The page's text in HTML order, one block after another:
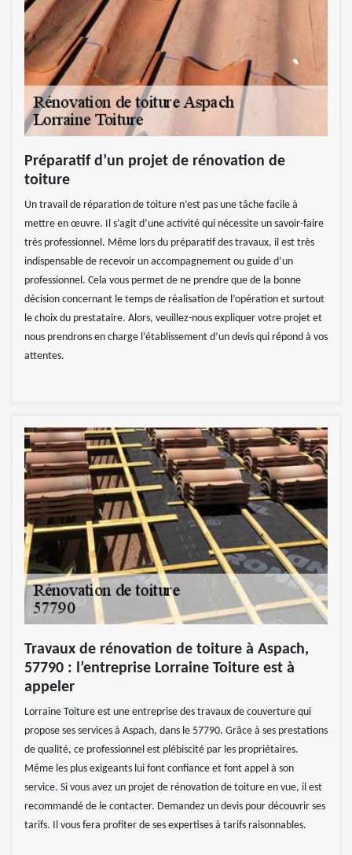
Préparatif d’un projet de rénovation de
toiture
Un travail de réparation de toiture n’est pas une tâche facile à
mettre en œuvre. Il s’agit d’une activité qui nécessite un savoir-faire
très professionnel. Même lors du préparatif des travaux, il est très
indispensable de recevoir un accompagnement ou guide d’un
professionnel. Cela vous permet de ne prendre que de la bonne
décision concernant le temps de réalisation de l’opération et surtout
le choix du prestataire. Alors, veuillez-nous expliquer votre projet et
nous prendrons en charge l’établissement d’un devis qui répond à vos
attentes.
Travaux de rénovation de toiture à Aspach,
57790 : l’entreprise Lorraine Toiture est à
appeler
Lorraine Toiture est une entreprise des travaux de couverture qui
propose ses services à Aspach, dans le 57790. Grâce à ses prestations
de qualité, ce professionnel est plébiscité par les propriétaires.
Même les plus exigeants lui font confiance et font appel à son
service. Si vous avez un projet de rénovation de toiture en vue, il est
recommandé de le contacter. Demandez un devis pour découvrir ses
tarifs. Il vous fera profiter de ses expertises à tarifs raisonnables.